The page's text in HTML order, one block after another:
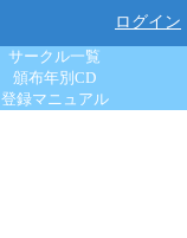
ログイン
サークル一覧
頒布年別CD
登録マニュアル